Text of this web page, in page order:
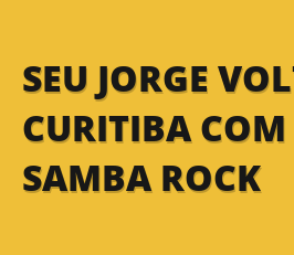
SEU JORGE
CURITIBA COM
SAMBA ROCK